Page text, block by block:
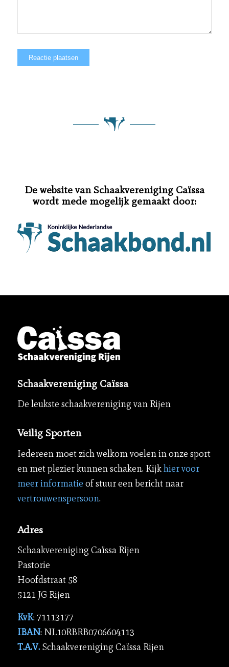
De website van Schaakvereniging Caïssa
wordt mede mogelijk gemaakt door:
Schaakvereniging Caïssa
De leukste schaakvereniging van Rijen
Veilig Sporten
Iedereen moet zich welkom voelen in onze sport
en met plezier kunnen schaken. Kijkhier voor
meer informatie of stuur een bericht naar
vertrouwenspersoon.
Adres
Schaakvereniging Caïssa Rijen
Pastorie
Hoofdstraat 58
5121 JG Rijen
KvK: 71113177
IBAN: NL10RBRB0706604113
T.A.V. Schaakvereniging Caïssa Rijen